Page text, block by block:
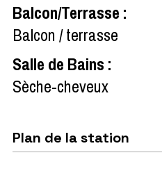
Balcon/Terrasse :
Balcon / terrasse
Salle de Bains :
Sèche-cheveux
Plan de la station